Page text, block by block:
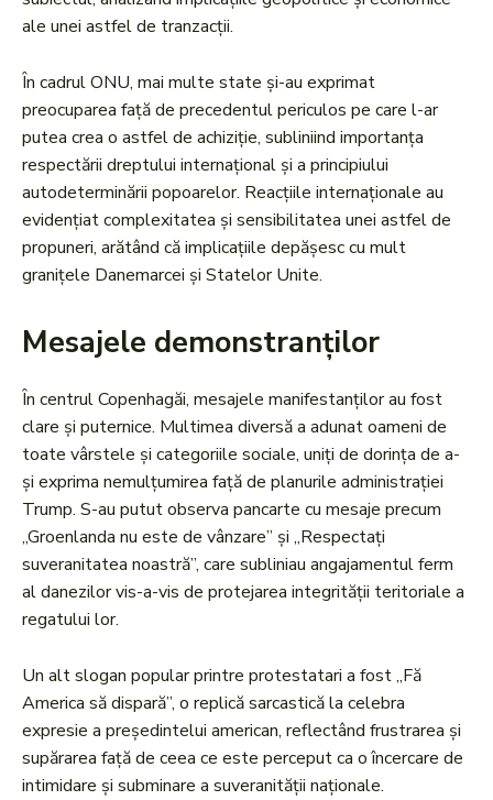
ale unei astfel de tranzacții.
În cadrul ONU, mai multe state și-au exprimat
preocuparea față de precedentul periculos pe care l-ar
putea crea o astfel de achiziție, subliniind importanța
respectării dreptului internațional și a principiului
autodeterminării popoarelor. Reacțiile internaționale au
evidențiat complexitatea și sensibilitatea unei astfel de
propuneri, arătând că implicațiile depășesc cu mult
granițele Danemarcei și Statelor Unite.
Mesajele demonstranților
În centrul Copenhagăi, mesajele manifestanților au fost
clare și puternice. Multimea diversă a adunat oameni de
toate vârstele și categoriile sociale, uniți de dorința de a-
și exprima nemulțumirea față de planurile administrației
Trump. S-au putut observa pancarte cu mesaje precum
„Groenlanda nu este de vânzare” și „Respectați
suveranitatea noastră”, care subliniau angajamentul ferm
al danezilor vis-a-vis de protejarea integrității teritoriale a
regatului lor.
Un alt slogan popular printre protestatari a fost „Fă
America să dispară”, o replică sarcastică la celebra
expresie a președintelui american, reflectând frustrarea și
supărarea față de ceea ce este perceput ca o încercare de
intimidare și subminare a suveranității naționale.